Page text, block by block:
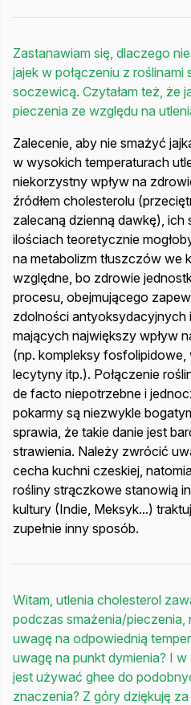
Zastanawiam się, dlaczego
jajek w połączeniu z roślinami
soczewicą. Czytałam też, że
pieczenia ze względu na
Zalecenie, aby nie smażyć
w wysokich temperaturach
niekorzystny wpływ na
źródłem cholesterolu
zalecaną dzienną dawkę),
ilościach teoretycznie
na metabolizm tłuszczów we
względne, bo zdrowie
procesu, obejmującego
zdolności antyoksydacyjnych
mających największy wpływ
(np. kompleksy fosfolipidowe,
lecytyny itp.). Połączenie
de facto niepotrzebne i
pokarmy są niezwykle
sprawia, że takie danie jest
strawienia. Należy zwrócić
cecha kuchni czeskiej,
rośliny strączkowe stanowią
kultury (Indie, Meksyk...)
zupełnie inny sposób.
Witam, utlenia cholesterol
podczas smażenia/pieczenia,
uwagę na odpowiednią
uwagę na punkt dymienia? I
jest używać ghee do
znaczenia? Z góry dziękuję